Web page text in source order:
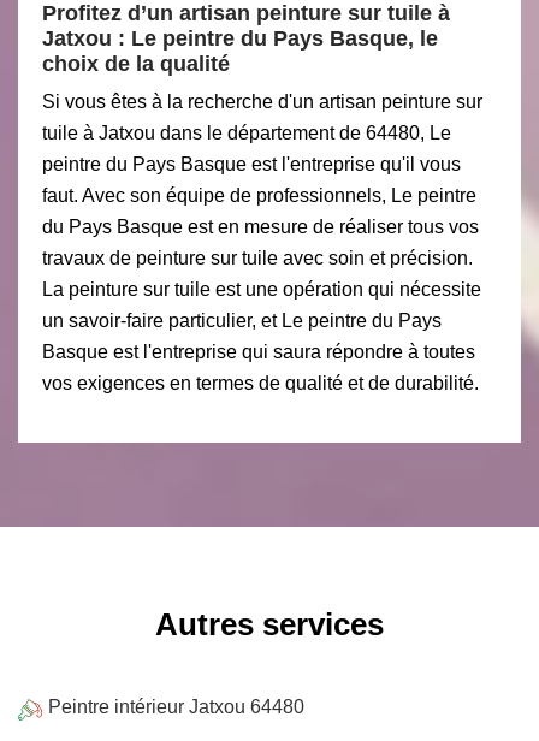
Profitez d’un artisan peinture sur tuile à
Jatxou : Le peintre du Pays Basque, le
choix de la qualité
Si vous êtes à la recherche d'un artisan peinture sur
tuile à Jatxou dans le département de 64480, Le
peintre du Pays Basque est l'entreprise qu'il vous
faut. Avec son équipe de professionnels, Le peintre
du Pays Basque est en mesure de réaliser tous vos
travaux de peinture sur tuile avec soin et précision.
La peinture sur tuile est une opération qui nécessite
un savoir-faire particulier, et Le peintre du Pays
Basque est l'entreprise qui saura répondre à toutes
vos exigences en termes de qualité et de durabilité.
Autres services
Peintre intérieur Jatxou 64480